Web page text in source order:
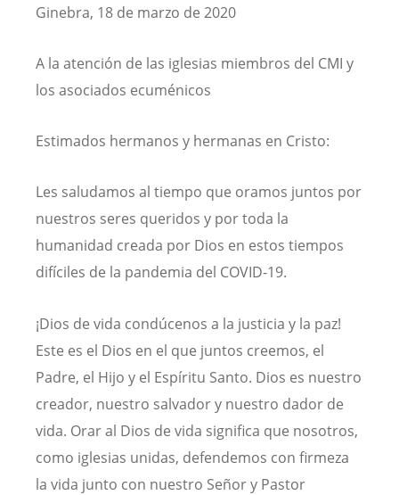
Ginebra, 18 de marzo de 2020
A la atención de las iglesias miembros del CMI y
los asociados ecuménicos
Estimados hermanos y hermanas en Cristo:
Les saludamos al tiempo que oramos juntos por
nuestros seres queridos y por toda la
humanidad creada por Dios en estos tiempos
difíciles de la pandemia del COVID-19.
¡Dios de vida condúcenos a la justicia y la paz!
Este es el Dios en el que juntos creemos, el
Padre, el Hijo y el Espíritu Santo. Dios es nuestro
creador, nuestro salvador y nuestro dador de
vida. Orar al Dios de vida significa que nosotros,
como iglesias unidas, defendemos con firmeza
la vida junto con nuestro Señor y Pastor